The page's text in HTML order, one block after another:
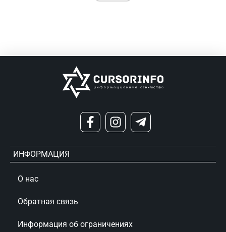
ИНФОРМАЦИЯ
О нас
Обратная связь
Информация об ограничениях